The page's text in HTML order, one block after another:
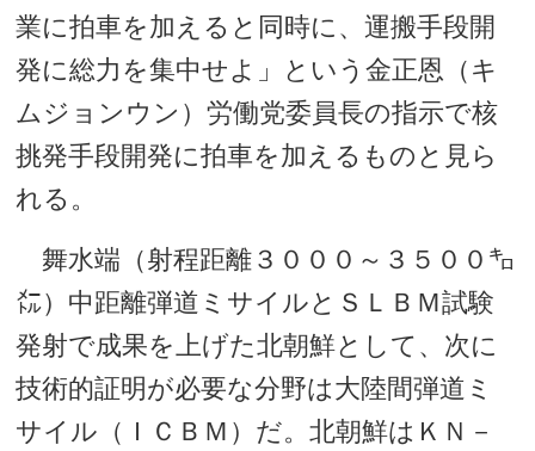
業に拍車を加えると同時に、運搬手段開
発に総力を集中せよ」という金正恩（キ
ムジョンウン）労働党委員長の指示で核
挑発手段開発に拍車を加えるものと見ら
れる。
舞水端（射程距離３０００～３５００㌔
㍍）中距離弾道ミサイルとＳＬＢＭ試験
発射で成果を上げた北朝鮮として、次に
技術的証明が必要な分野は大陸間弾道ミ
サイル（ＩＣＢＭ）だ。北朝鮮はＫＮ－